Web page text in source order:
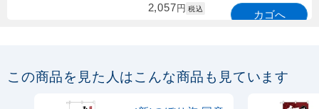
2,057円 税込 カゴへ
1.6～3m 伸縮式 緑 (30537GRN)
この商品を見た人はこんな商品も見ています